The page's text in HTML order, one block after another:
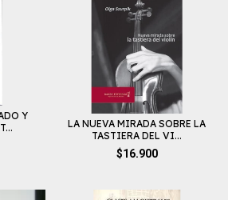
Y
LA NUEVA MIRADA SOBRE LA
TASTIERA DEL VI...
$16.900